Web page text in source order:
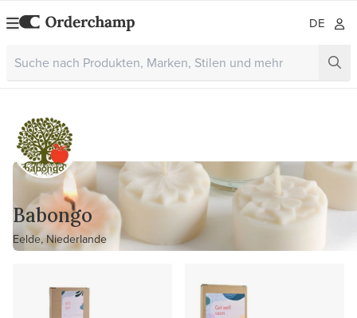
DE
Babongo
Eelde, Niederlande